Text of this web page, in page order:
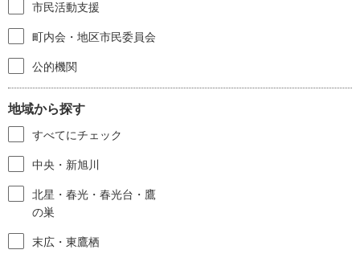
市民活動支援
町内会・地区市民委員会
公的機関
地域から探す
すべてにチェック
中央・新旭川
北星・春光・春光台・鷹
の巣
末広・東鷹栖